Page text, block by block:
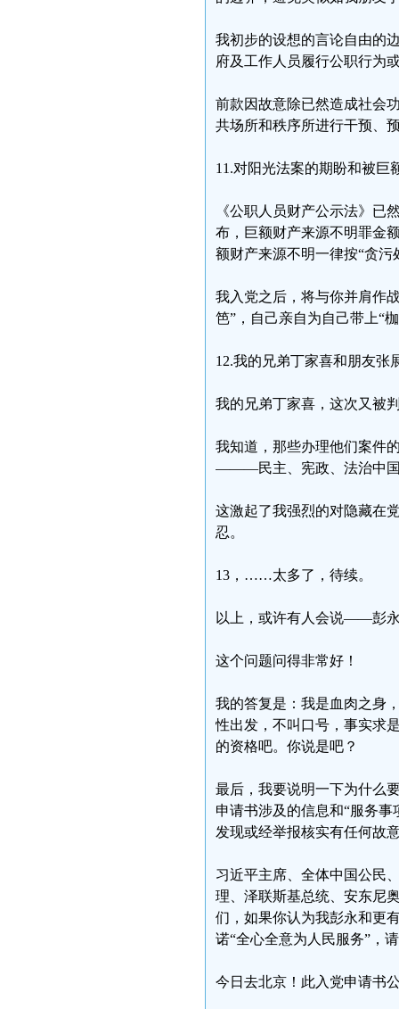
我初步的设想的言论自由的
府及工作人员履行公职行为
前款因故意除已然造成社会
共场所和秩序所进行干预、
11.对阳光法案的期盼和被巨
《公职人员财产公示法》已
布，巨额财产来源不明罪金
额财产来源不明一律按“贪污
我入党之后，将与你并肩作
笆”，自己亲自为自己带上“
12.我的兄弟丁家喜和朋友张
我的兄弟丁家喜，这次又被
我知道，那些办理他们案件
———民主、宪政、法治中
这激起了我强烈的对隐藏在
忍。
13，……太多了，待续。
以上，或许有人会说——彭
这个问题问得非常好！
我的答复是：我是血肉之身
性出发，不叫口号，事实求
的资格吧。你说是吧？
最后，我要说明一下为什么
申请书涉及的信息和“服务
发现或经举报核实有任何故
习近平主席、全体中国公民
理、泽联斯基总统、安东尼
们，如果你认为我彭永和更
诺“全心全意为人民服务”，
今日去北京！此入党申请书